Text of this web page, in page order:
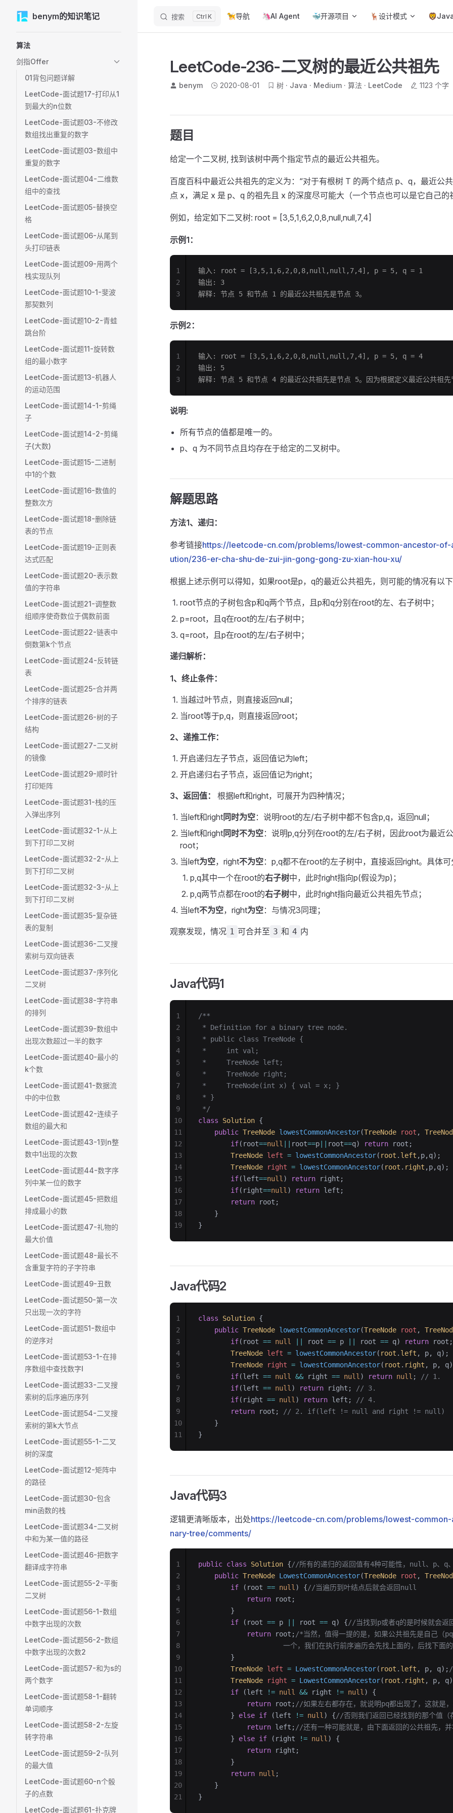
Skip to content
benym的知识笔记 搜索 K 🦮导航 🦄AI Agent 🐳开源项目 🦌设计模式
算法
剑指Offer
01背包问题详解
LeetCode-面试题17-打印从1
到最大的n位数
LeetCode-面试题03-不修改
数组找出重复的数字
LeetCode-面试题03-数组中
重复的数字
LeetCode-面试题04-二维数
组中的查找
LeetCode-面试题05-替换空
格
LeetCode-面试题06-从尾到
头打印链表
LeetCode-面试题09-用两个
栈实现队列
LeetCode-面试题10-1-斐波
那契数列
LeetCode-面试题10-2-青蛙
跳台阶
LeetCode-面试题11-旋转数
组的最小数字
LeetCode-面试题13-机器人
的运动范围
LeetCode-面试题14-1-剪绳
子
LeetCode-面试题14-2-剪绳
子(大数)
LeetCode-面试题15-二进制
中1的个数
LeetCode-面试题16-数值的
整数次方
LeetCode-面试题18-删除链
表的节点
LeetCode-面试题19-正则表
达式匹配
LeetCode-面试题20-表示数
值的字符串
LeetCode-面试题21-调整数
组顺序使奇数位于偶数前面
LeetCode-面试题22-链表中
倒数第k个节点
LeetCode-面试题24-反转链
表
LeetCode-面试题25-合并两
个排序的链表
LeetCode-面试题26-树的子
结构
LeetCode-面试题27-二叉树
的镜像
LeetCode-面试题29-顺时针
打印矩阵
LeetCode-面试题31-栈的压
入弹出序列
LeetCode-面试题32-1-从上
到下打印二叉树
LeetCode-面试题32-2-从上
到下打印二叉树
LeetCode-面试题32-3-从上
到下打印二叉树
LeetCode-面试题35-复杂链
表的复制
LeetCode-面试题36-二叉搜
索树与双向链表
LeetCode-面试题37-序列化
二叉树
LeetCode-面试题38-字符串
的排列
LeetCode-面试题39-数组中
出现次数超过一半的数字
LeetCode-面试题40-最小的
k个数
LeetCode-面试题41-数据流
中的中位数
LeetCode-面试题42-连续子
数组的最大和
LeetCode-面试题43-1到n整
数中1出现的次数
LeetCode-面试题44-数字序
列中某一位的数字
LeetCode-面试题45-把数组
排成最小的数
LeetCode-面试题47-礼物的
最大价值
LeetCode-面试题48-最长不
含重复字符的子字符串
LeetCode-面试题49-丑数
LeetCode-面试题50-第一次
只出现一次的字符
LeetCode-面试题51-数组中
的逆序对
LeetCode-面试题53-1-在排
序数组中查找数字I
LeetCode-面试题33-二叉搜
索树的后序遍历序列
LeetCode-面试题54-二叉搜
索树的第k大节点
LeetCode-面试题55-1-二叉
树的深度
LeetCode-面试题12-矩阵中
的路径
LeetCode-面试题30-包含
min函数的栈
LeetCode-面试题34-二叉树
中和为某一值的路径
LeetCode-面试题46-把数字
翻译成字符串
LeetCode-面试题55-2-平衡
二叉树
LeetCode-面试题56-1-数组
中数字出现的次数
LeetCode-面试题56-2-数组
中数字出现的次数2
LeetCode-面试题57-和为s的
两个数字
LeetCode-面试题58-1-翻转
单词顺序
LeetCode-面试题58-2-左旋
转字符串
LeetCode-面试题59-2-队列
的最大值
LeetCode-面试题60-n个骰
子的点数
LeetCode-面试题61-扑克牌
LeetCode-236-二叉树的最近公共祖先
benym 2020-08-01 树 Java Medium 算法 LeetCode 1123 个字
题目
给定一个二叉树, 找到该树中两个指定节点的最近公共祖先。
百度百科中最近公共祖先的定义为：“对于有根树 T 的两个结点 p、q，最近公
点 x，满足 x 是 p、q 的祖先且 x 的深度尽可能大（一个节点也可以是它自己的
例如，给定如下二叉树: root = [3,5,1,6,2,0,8,null,null,7,4]
示例1：
输入: root = [3,5,1,6,2,0,8,null,null,7,4], p = 5, q = 1
输出: 3
解释: 节点 5 和节点 1 的最近公共祖先是节点 3。
1
2
3
示例2：
输入: root = [3,5,1,6,2,0,8,null,null,7,4], p = 5, q = 4
输出: 5
解释: 节点 5 和节点 4 的最近公共祖先是节点 5。因为根据定义最近公共祖先
1
2
3
说明:
所有节点的值都是唯一的。
p、q 为不同节点且均存在于给定的二叉树中。
解题思路
方法1、递归：
参考链接https://leetcode-cn.com/problems/lowest-common-ancestor-
ution/236-er-cha-shu-de-zui-jin-gong-gong-zu-xian-hou-xu/
根据上述示例可以得知，如果root是p，q的最近公共祖先，则可能的情况有以下
root节点的子树包含p和q两个节点，且p和q分别在root的左、右子树中；
p=root，且q在root的左/右子树中；
q=root，且p在root的左/右子树中；
递归解析：
1、终止条件：
当越过叶节点，则直接返回null；
当root等于p,q，则直接返回root；
2、递推工作：
开启递归左子节点，返回值记为left；
开启递归右子节点，返回值记为right；
3、返回值： 根据left和right，可展开为四种情况；
当left和right同时为空：说明root的左/右子树中都不包含p,q，返回null；
当left和right同时不为空：说明p,q分列在root的左/右子树，因此root为最近
root；
当left为空，right不为空：p,q都不在root的左子树中，直接返回right。具体可
p,q其中一个在root的右子树中，此时right指向p(假设为p)；
p,q两节点都在root的右子树中，此时right指向最近公共祖先节点；
当left不为空，right为空：与情况3同理；
观察发现，情况 1 可合并至 3 和 4 内
Java代码1
/**
* Definition for a binary tree node.
* public class TreeNode {
*     int val;
*     TreeNode left;
*     TreeNode right;
*     TreeNode(int x) { val = x; }
* }
*/
class Solution {
    public
TreeNode lowestCommonAncestor(TreeNode root ,
        if
(root==null root==p root==q) return root;
        TreeNode
left = lowestCommonAncestor( root . left ,p,q);
        TreeNode
right = lowestCommonAncestor( root . right ,p,q);
        if
(left==null ) return right;
        if
(right==null ) return left;
        return
root;
    }
}
1
2
3
4
5
6
7
8
9
10
11
12
13
14
15
16
17
18
19
Java代码2
class Solution {
    public
TreeNode lowestCommonAncestor(TreeNode root ,
        if
(root == null root == p root == q) return root;
        TreeNode
left = lowestCommonAncestor( root . left , p, q);
        TreeNode
right = lowestCommonAncestor( root . right , p,
        if
(left == null && right == null ) return null ;
// 1.
        if
(left == null ) return right;
// 3.
        if
(right == null ) return left;
// 4.
        return
root;
// 2. if(left != null and right != null)
    }
}
1
2
3
4
5
6
7
8
9
10
11
Java代码3
逻辑更清晰版本，出处https://leetcode-cn.com/problems/lowest-
nary-tree/comments/
public class Solution {//所有的递归的返回值有4种可能性，null、p、q
    public
TreeNode LowestCommonAncestor(TreeNode root ,
        if
(root == null ) {//当遍历到叶结点后就会返回null
            return
root;
        }
        if
(root == p root == q) {//当找到p或者q的是时候就会返
            return
root; /*当然，值得一提的是，如果公共祖先是自己（pq
一个，我们在执行前序遍历会先找上面的，后找下面的
        }
        TreeNode
left = LowestCommonAncestor( root . left , p, q);
        TreeNode
right = LowestCommonAncestor( root . right , p,
        if
(left != null && right != null ) {
            return
root; //如果左右都存在，就说明pq都出现了，这就是
        }
else if (left != null ) {//否则我们返回已经找到的那个值
            return
left; //还有一种可能就是，由下面返回的公共祖先，并
        }
else if (right != null ) {
            return
right;
        }
        return
null ;
    }
}
1
2
3
4
5
6
7
8
9
10
11
12
13
14
15
16
17
18
19
20
21